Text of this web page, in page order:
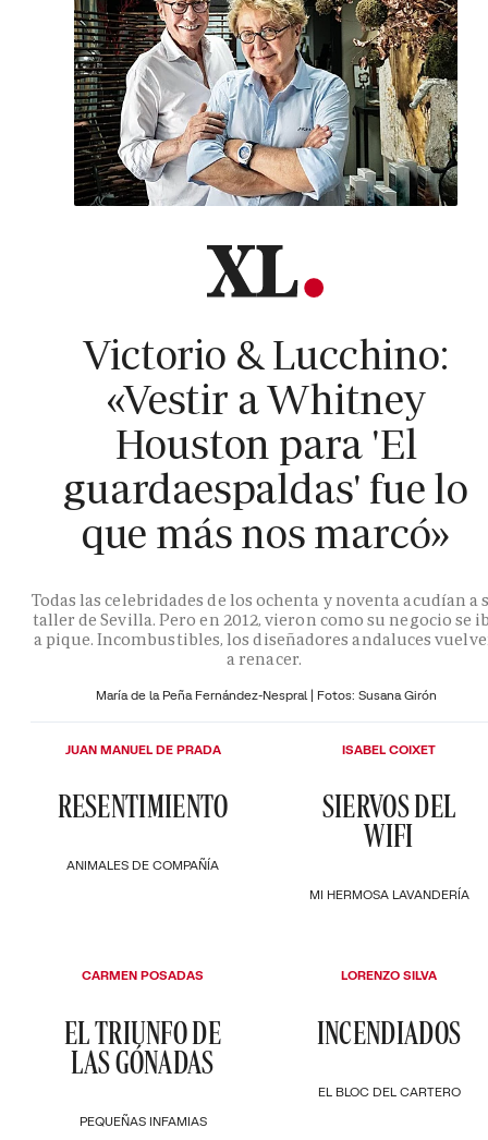
Victorio & Lucchino:
«Vestir a Whitney
Houston para 'El
guardaespaldas' fue lo
que más nos marcó»
Todas las celebridades de los ochenta y noventa acudían a
taller de Sevilla. Pero en 2012, vieron como su negocio se
a pique. Incombustibles, los diseñadores andaluces
a renacer.
María de la Peña Fernández-Nespral | Fotos: Susana Girón
ANIMALES DE COMPAÑÍA
RESENTIMIENTO
JUAN MANUEL DE PRADA
MI HERMOSA LAVANDERÍA
SIERVOS DEL
WIFI
ISABEL COIXET
PEQUEÑAS INFAMIAS
EL TRIUNFO DE
LAS GÓNADAS
CARMEN POSADAS
EL BLOC DEL CARTERO
INCENDIADOS
LORENZO SILVA